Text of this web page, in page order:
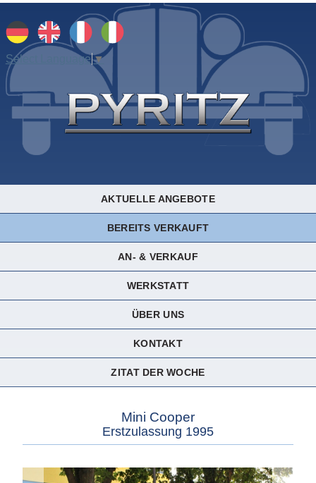
Select Language▼
AKTUELLE ANGEBOTE
BEREITS VERKAUFT
AN- & VERKAUF
WERKSTATT
ÜBER UNS
KONTAKT
ZITAT DER WOCHE
Mini Cooper
Erstzulassung 1995